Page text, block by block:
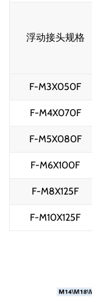
浮动接头规格
F-M3X050F
F-M4X070F
F-M5X080F
F-M6X100F
F-M8X125F
F-M10X125F